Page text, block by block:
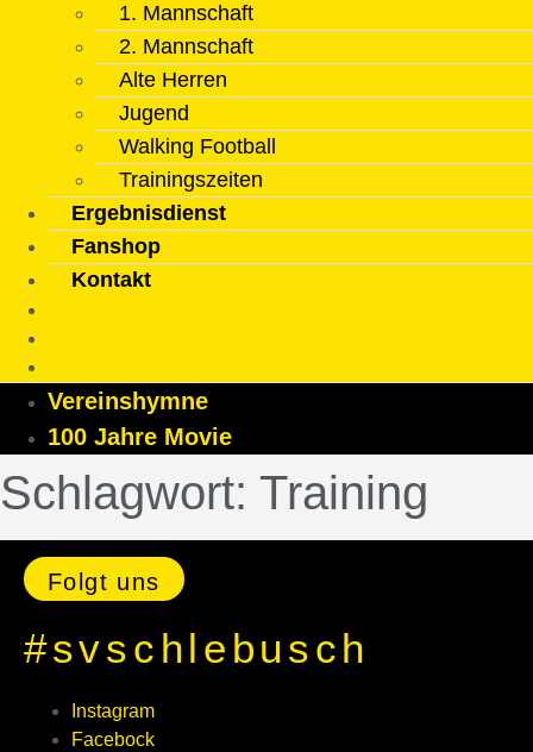
1. Mannschaft
2. Mannschaft
Alte Herren
Jugend
Walking Football
Trainingszeiten
Ergebnisdienst
Fanshop
Kontakt
Vereinshymne
100 Jahre Movie
Schlagwort: Training
Folgt uns
#svschlebusch
Instagram
Facebock